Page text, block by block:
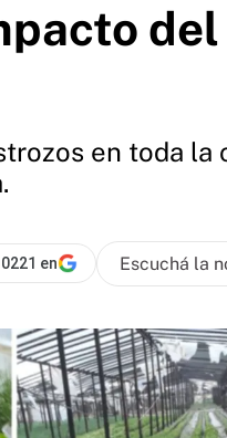
en toda
en Escuchá la